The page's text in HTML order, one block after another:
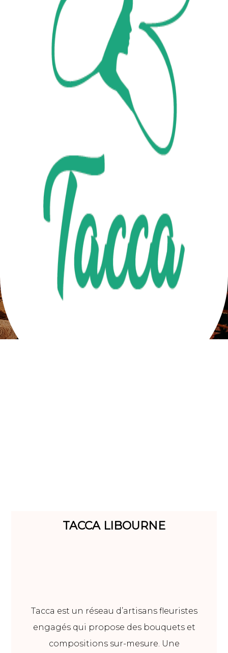
TACCA LIBOURNE
Tacca est un réseau d’artisans fleuristes
engagés qui propose des bouquets et
compositions sur-mesure. Une